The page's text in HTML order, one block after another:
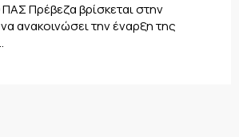
Πρέβεζα βρίσκεται στην
ανακοινώσει την έναρξη της